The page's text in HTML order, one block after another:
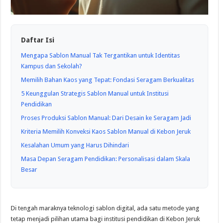
Daftar Isi
Mengapa Sablon Manual Tak Tergantikan untuk Identitas
Kampus dan Sekolah?
Memilih Bahan Kaos yang Tepat: Fondasi Seragam Berkualitas
5 Keunggulan Strategis Sablon Manual untuk Institusi
Pendidikan
Proses Produksi Sablon Manual: Dari Desain ke Seragam Jadi
Kriteria Memilih Konveksi Kaos Sablon Manual di Kebon Jeruk
Kesalahan Umum yang Harus Dihindari
Masa Depan Seragam Pendidikan: Personalisasi dalam Skala
Besar
Di tengah maraknya teknologi sablon digital, ada satu metode yang
tetap menjadi pilihan utama bagi institusi pendidikan di Kebon Jeruk